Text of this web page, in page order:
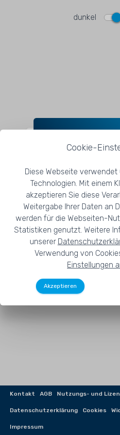
dunkel
Cookie-
Diese Webseite verwendet
Technologien. Mit einem
akzeptieren Sie diese
Weitergabe Ihrer Daten an
werden für die Webseiten-
Statistiken genutzt. Weitere
unserer
Verwendung von
Einstellungen
Akzeptieren
Passwort
how_to_reg Registrieren
Kontakt AGB Nutzungs- und
Datenschutzerklärung Cookies
Impressum